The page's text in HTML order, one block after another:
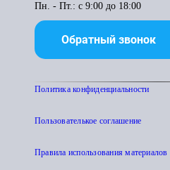
Пн. - Пт.: с 9:00 до 18:00
Обратный звонок
Политика конфиденциальности
Пользователькое соглашение
Правила использования материалов